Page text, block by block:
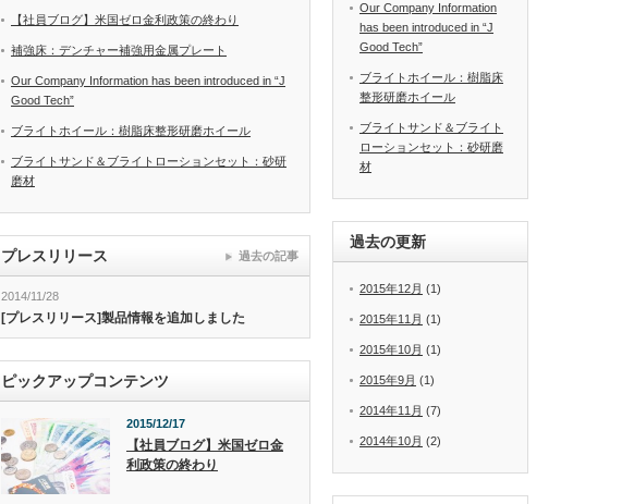
【社員ブログ】米国ゼロ金利政策の終わり
補強床：デンチャー補強用金属プレート
Our Company Information has been introduced in “J
Good Tech”
ブライトホイール：樹脂床整形研磨ホイール
ブライトサンド＆ブライトローションセット：砂研
磨材
プレスリリース
2014/11/28
[プレスリリース]製品情報を追加しました
過去の記事
ピックアップコンテンツ
2015/12/17
【社員ブログ】米国ゼロ金
利政策の終わり
Our Company Information
has been introduced in “J
Good Tech”
ブライトホイール：樹脂床
整形研磨ホイール
ブライトサンド＆ブライト
ローションセット：砂研磨
材
過去の更新
2015年12月 (1)
2015年11月 (1)
2015年10月 (1)
2015年9月 (1)
2014年11月 (7)
2014年10月 (2)